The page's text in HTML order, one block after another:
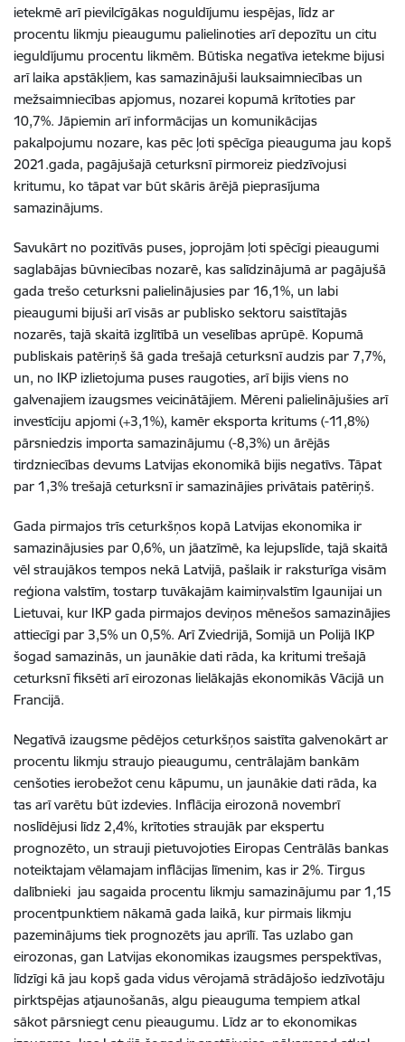
ietekmē arī pievilcīgākas noguldījumu iespējas, līdz ar
procentu likmju pieaugumu palielinoties arī depozītu un citu
ieguldījumu procentu likmēm. Būtiska negatīva ietekme bijusi
arī laika apstākļiem, kas samazinājuši lauksaimniecības un
mežsaimniecības apjomus, nozarei kopumā krītoties par
10,7%. Jāpiemin arī informācijas un komunikācijas
pakalpojumu nozare, kas pēc ļoti spēcīga pieauguma jau kopš
2021.gada, pagājušajā ceturksnī pirmoreiz piedzīvojusi
kritumu, ko tāpat var būt skāris ārējā pieprasījuma
samazinājums.
Savukārt no pozitīvās puses, joprojām ļoti spēcīgi pieaugumi
saglabājas būvniecības nozarē, kas salīdzinājumā ar pagājušā
gada trešo ceturksni palielinājusies par 16,1%, un labi
pieaugumi bijuši arī visās ar publisko sektoru saistītajās
nozarēs, tajā skaitā izglītībā un veselības aprūpē. Kopumā
publiskais patēriņš šā gada trešajā ceturksnī audzis par 7,7%,
un, no IKP izlietojuma puses raugoties, arī bijis viens no
galvenajiem izaugsmes veicinātājiem. Mēreni palielinājušies arī
investīciju apjomi (+3,1%), kamēr eksporta kritums (-11,8%)
pārsniedzis importa samazinājumu (-8,3%) un ārējās
tirdzniecības devums Latvijas ekonomikā bijis negatīvs. Tāpat
par 1,3% trešajā ceturksnī ir samazinājies privātais patēriņš.
Gada pirmajos trīs ceturkšņos kopā Latvijas ekonomika ir
samazinājusies par 0,6%, un jāatzīmē, ka lejupslīde, tajā skaitā
vēl straujākos tempos nekā Latvijā, pašlaik ir raksturīga visām
reģiona valstīm, tostarp tuvākajām kaimiņvalstīm Igaunijai un
Lietuvai, kur IKP gada pirmajos deviņos mēnešos samazinājies
attiecīgi par 3,5% un 0,5%. Arī Zviedrijā, Somijā un Polijā IKP
šogad samazinās, un jaunākie dati rāda, ka kritumi trešajā
ceturksnī fiksēti arī eirozonas lielākajās ekonomikās Vācijā un
Francijā.
Negatīvā izaugsme pēdējos ceturkšņos saistīta galvenokārt ar
procentu likmju straujo pieaugumu, centrālajām bankām
cenšoties ierobežot cenu kāpumu, un jaunākie dati rāda, ka
tas arī varētu būt izdevies. Inflācija eirozonā novembrī
noslīdējusi līdz 2,4%, krītoties straujāk par ekspertu
prognozēto, un strauji pietuvojoties Eiropas Centrālās bankas
noteiktajam vēlamajam inflācijas līmenim, kas ir 2%. Tirgus
dalībnieki jau sagaida procentu likmju samazinājumu par 1,15
procentpunktiem nākamā gada laikā, kur pirmais likmju
pazeminājums tiek prognozēts jau aprīlī. Tas uzlabo gan
eirozonas, gan Latvijas ekonomikas izaugsmes perspektīvas,
līdzīgi kā jau kopš gada vidus vērojamā strādājošo iedzīvotāju
pirktspējas atjaunošanās, algu pieauguma tempiem atkal
sākot pārsniegt cenu pieaugumu. Līdz ar to ekonomikas